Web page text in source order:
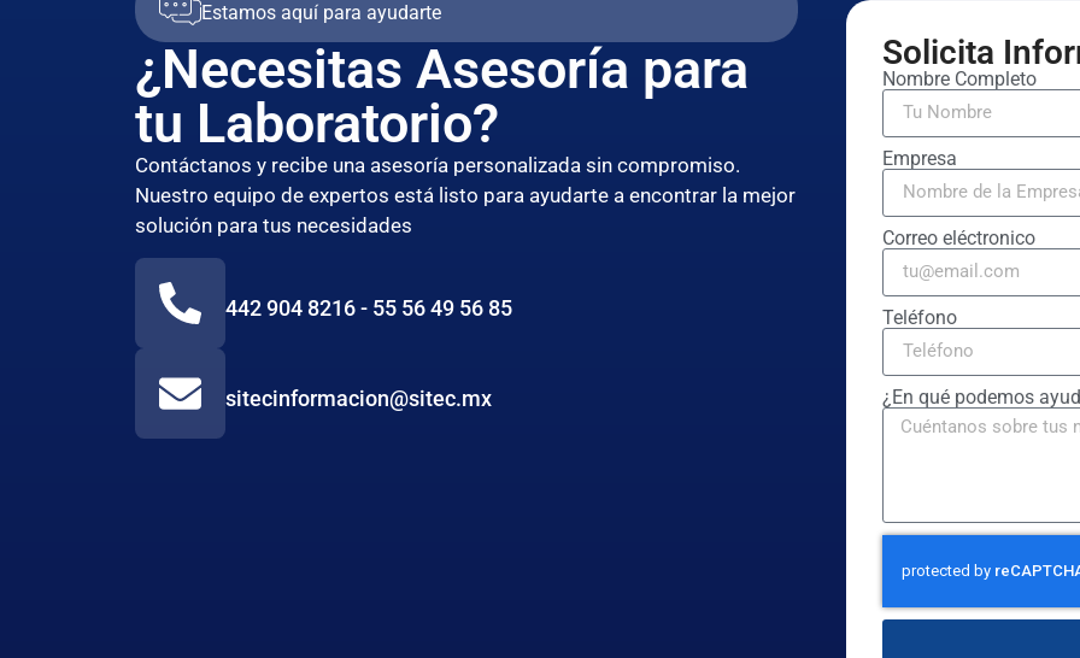
Estamos aquí para ayudarte
¿Necesitas Asesoría para
tu Laboratorio?
Contáctanos y recibe una asesoría personalizada sin compromiso.
Nuestro equipo de expertos está listo para ayudarte a encontrar la mejor
solución para tus necesidades
442 904 8216 - 55 56 49 56 85
sitecinformacion@sitec.mx
Solicita
Nombre Completo
Empresa
Correo eléctronico
Teléfono
¿En qué podemos